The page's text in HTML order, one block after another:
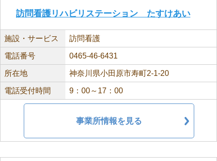
訪問看護リハビリステーション たすけあい
施設・サービス 訪問看護
電話番号 0465-46-6431
所在地 神奈川県小田原市寿町2-1-20
電話受付時間 9：00～17：00
事業所情報を見る